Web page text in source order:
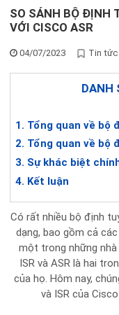
SO SÁNH BỘ ĐỊNH
VỚI CISCO ASR
04/07/2023 Tin tức
DANH
Tổng quan về bộ
Tổng quan về bộ
Sự khác biệt
Kết luận
Có rất nhiều bộ định
dạng, bao gồm cả
một trong những
ISR và ASR là hai
của họ. Hôm nay,
và ISR của